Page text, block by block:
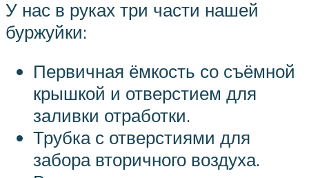
У нас в руках три части нашей
буржуйки:
Первичная ёмкость со съёмной
крышкой и отверстием для
заливки отработки.
Трубка с отверстиями для
забора вторичного воздуха.